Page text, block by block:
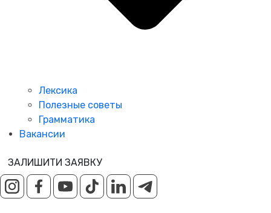
Лексика
Полезные советы
Грамматика
Вакансии
ЗАЛИШИТИ ЗАЯВКУ